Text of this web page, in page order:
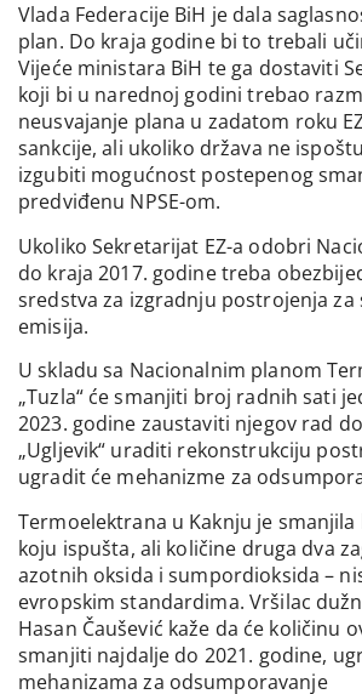
Vlada Federacije BiH je dala
plan. Do kraja godine bi to trebali
Vijeće ministara BiH te ga dostaviti
koji bi u narednoj godini trebao
neusvajanje plana u zadatom roku
sankcije, ali ukoliko država ne
izgubiti mogućnost postepenog
predviđenu NPSE-om.
Ukoliko Sekretarijat EZ-a odobri
do kraja 2017. godine treba
sredstva za izgradnju postrojenja za
emisija.
U skladu sa Nacionalnim planom
„Tuzla“ će smanjiti broj radnih sati
2023. godine zaustaviti njegov rad
„Ugljevik“ uraditi rekonstrukciju
ugradit će mehanizme za
Termoelektrana u Kaknju je
koju ispušta, ali količine druga dva
azotnih oksida i sumpordioksida –
evropskim standardima. Vršilac
Hasan Čaušević kaže da će količinu
smanjiti najdalje do 2021. godine,
mehanizama za odsumporavanje